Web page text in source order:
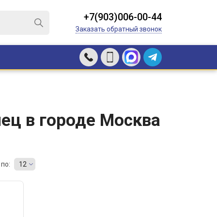
+7(903)006-00-44
Заказать обратный звонок
в городе Москва
12